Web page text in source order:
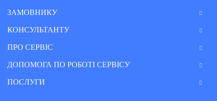
ЗАМОВНИКУ
КОНСУЛЬТАНТУ
ПРО СЕРВІС
ДОПОМОГА ПО РОБОТІ СЕРВІСУ
ПОСЛУГИ